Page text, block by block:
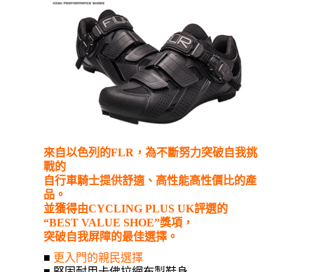
來自以色列的FLR，為不斷努力突破自我挑
戰的
自行車騎士提供舒適、高性能高性價比的產
品。
並獲得由CYCLING PLUS UK評選的
“BEST VALUE SHOE”獎項，
突破自我屏障的最佳選擇。
■ 更入門的親民選擇